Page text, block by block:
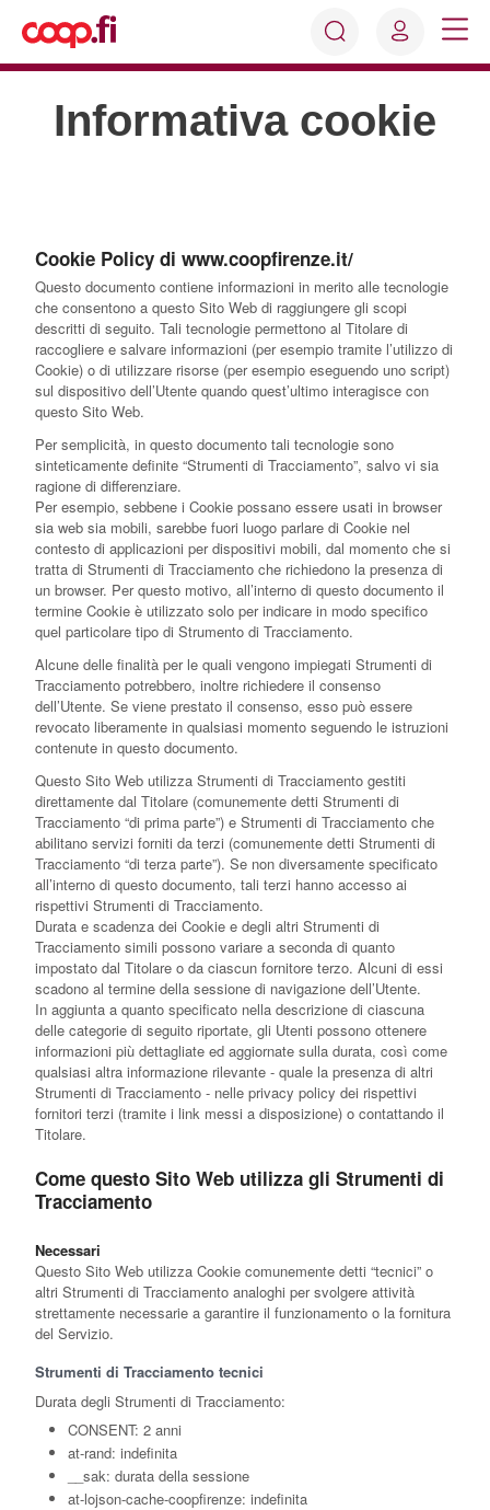
cercando?
Accedi
Registrati
Informativa cookie
Cookie Policy di www.coopfirenze.it/
Questo documento contiene informazioni in merito alle tecnologie
che consentono a questo Sito Web di raggiungere gli scopi
descritti di seguito. Tali tecnologie permettono al Titolare di
raccogliere e salvare informazioni (per esempio tramite l’utilizzo di
Cookie) o di utilizzare risorse (per esempio eseguendo uno script)
sul dispositivo dell’Utente quando quest’ultimo interagisce con
questo Sito Web.
Per semplicità, in questo documento tali tecnologie sono
sinteticamente definite “Strumenti di Tracciamento”, salvo vi sia
ragione di differenziare.
Per esempio, sebbene i Cookie possano essere usati in browser
sia web sia mobili, sarebbe fuori luogo parlare di Cookie nel
contesto di applicazioni per dispositivi mobili, dal momento che si
tratta di Strumenti di Tracciamento che richiedono la presenza di
un browser. Per questo motivo, all’interno di questo documento il
termine Cookie è utilizzato solo per indicare in modo specifico
quel particolare tipo di Strumento di Tracciamento.
Alcune delle finalità per le quali vengono impiegati Strumenti di
Tracciamento potrebbero, inoltre richiedere il consenso
dell’Utente. Se viene prestato il consenso, esso può essere
revocato liberamente in qualsiasi momento seguendo le istruzioni
contenute in questo documento.
Questo Sito Web utilizza Strumenti di Tracciamento gestiti
direttamente dal Titolare (comunemente detti Strumenti di
Tracciamento “di prima parte”) e Strumenti di Tracciamento che
abilitano servizi forniti da terzi (comunemente detti Strumenti di
Tracciamento “di terza parte”). Se non diversamente specificato
all’interno di questo documento, tali terzi hanno accesso ai
rispettivi Strumenti di Tracciamento.
Durata e scadenza dei Cookie e degli altri Strumenti di
Tracciamento simili possono variare a seconda di quanto
impostato dal Titolare o da ciascun fornitore terzo. Alcuni di essi
scadono al termine della sessione di navigazione dell’Utente.
In aggiunta a quanto specificato nella descrizione di ciascuna
delle categorie di seguito riportate, gli Utenti possono ottenere
informazioni più dettagliate ed aggiornate sulla durata, così come
qualsiasi altra informazione rilevante - quale la presenza di altri
Strumenti di Tracciamento - nelle privacy policy dei rispettivi
fornitori terzi (tramite i link messi a disposizione) o contattando il
Titolare.
Come questo Sito Web utilizza gli Strumenti di
Tracciamento
Necessari
Questo Sito Web utilizza Cookie comunemente detti “tecnici” o
altri Strumenti di Tracciamento analoghi per svolgere attività
strettamente necessarie a garantire il funzionamento o la fornitura
del Servizio.
Strumenti di Tracciamento tecnici
Durata degli Strumenti di Tracciamento:
CONSENT: 2 anni
at-rand: indefinita
__sak: durata della sessione
at-lojson-cache-coopfirenze: indefinita